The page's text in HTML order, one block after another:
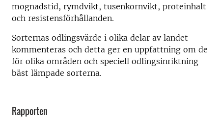
mognadstid, rymdvikt, tusenkornvikt, proteinhalt
och resistensförhållanden.
Sorternas odlingsvärde i olika delar av landet
kommenteras och detta ger en uppfattning om de
för olika områden och speciell odlingsinriktning
bäst lämpade sorterna.
Rapporten